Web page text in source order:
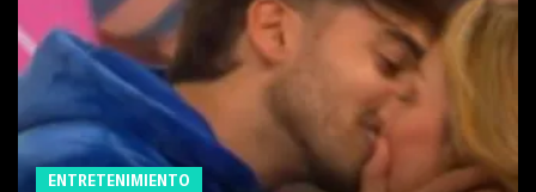
ENTRETENIMIENTO